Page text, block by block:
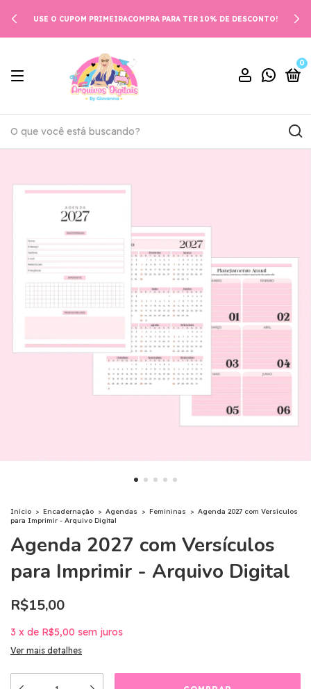
USE O CUPOM PRIMEIRACOMPRA PARA TER 10% DE DESCONTO!
0
Início > Encadernação > Agendas > Femininas > Agenda 2027 com Versículos
para Imprimir - Arquivo Digital
Agenda 2027 com Versículos
para Imprimir - Arquivo Digital
R$15,00
3 x de R$5,00 sem juros
Ver mais detalhes